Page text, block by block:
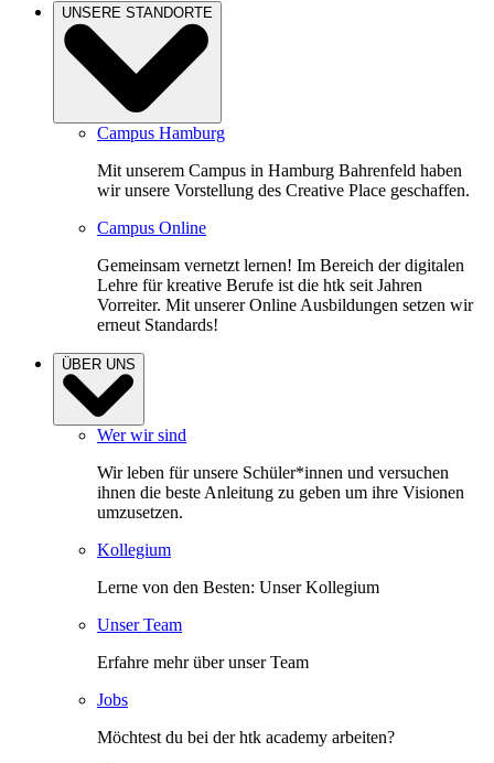
UNSERE STANDORTE
Campus Hamburg
Mit unserem Campus in Hamburg Bahrenfeld haben
wir unsere Vorstellung des Creative Place geschaffen.
Campus Online
Gemeinsam vernetzt lernen! Im Bereich der digitalen
Lehre für kreative Berufe ist die htk seit Jahren
Vorreiter. Mit unserer Online Ausbildungen setzen wir
erneut Standards!
ÜBER UNS
Wer wir sind
Wir leben für unsere Schüler*innen und versuchen
ihnen die beste Anleitung zu geben um ihre Visionen
umzusetzen.
Kollegium
Lerne von den Besten: Unser Kollegium
Unser Team
Erfahre mehr über unser Team
Jobs
Möchtest du bei der htk academy arbeiten?